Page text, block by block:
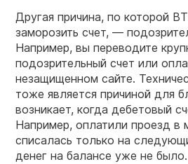
Другая причина, по которой
заморозить счет, —
Например, вы переводите
подозрительный счет или
незащищенном сайте.
тоже является причиной для
возникает, когда дебетовый
Например, оплатили проезд в
списалась только на
денег на балансе уже не было.